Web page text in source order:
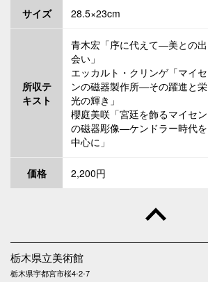
サイズ 28.5×23cm
所収テ
キスト
青木宏「序に代えて―美との出
会い」
エッカルト・クリンゲ「マイセ
ンの磁器製作所―その躍進と栄
光の輝き」
櫻庭美咲「宮廷を飾るマイセン
の磁器彫像―ケンドラー時代を
中心に」
価格 2,200円
栃木県立美術館
栃木県宇都宮市桜4-2-7